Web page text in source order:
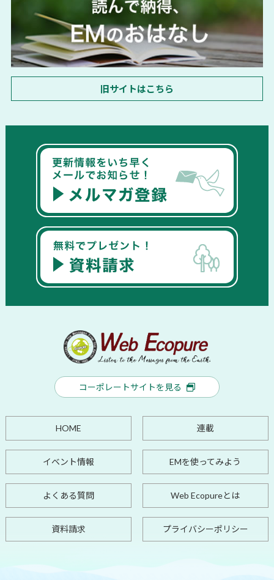
旧サイトはこちら
コーポレートサイトを見る
HOME 連載
イベント情報 EMを使ってみよう
よくある質問 Web Ecopureとは
資料請求 プライバシーポリシー